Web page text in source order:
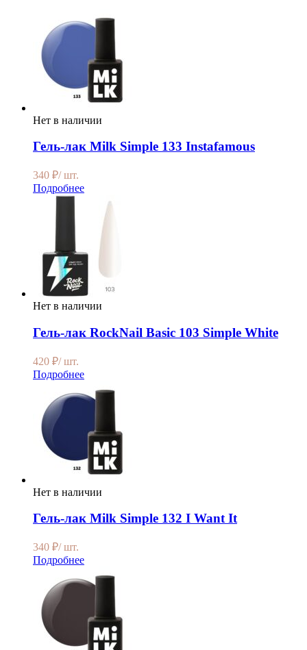
Нет в наличии
Гель-лак Milk Simple 133 Instafamous
340 ₽/ шт.
Подробнее
Нет в наличии
Гель-лак RockNail Basic 103 Simple White
420 ₽/ шт.
Подробнее
Нет в наличии
Гель-лак Milk Simple 132 I Want It
340 ₽/ шт.
Подробнее